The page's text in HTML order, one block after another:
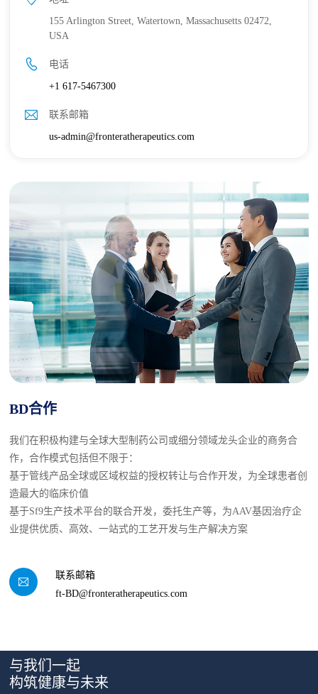
155 Arlington Street, Watertown, Massachusetts 02472,
USA
电话
+1 617-5467300
联系邮箱
us-admin@fronteratherapeutics.com
BD合作
我们在积极构建与全球大型制药公司或细分领域龙头企业的商务合
作，合作模式包括但不限于：
基于管线产品全球或区域权益的授权转让与合作开发，为全球患者创
造最大的临床价值
基于Sf9生产技术平台的联合开发，委托生产等，为AAV基因治疗企
业提供优质、高效、一站式的工艺开发与生产解决方案
联系邮箱
ft-BD@fronteratherapeutics.com
与我们一起
构筑健康与未来